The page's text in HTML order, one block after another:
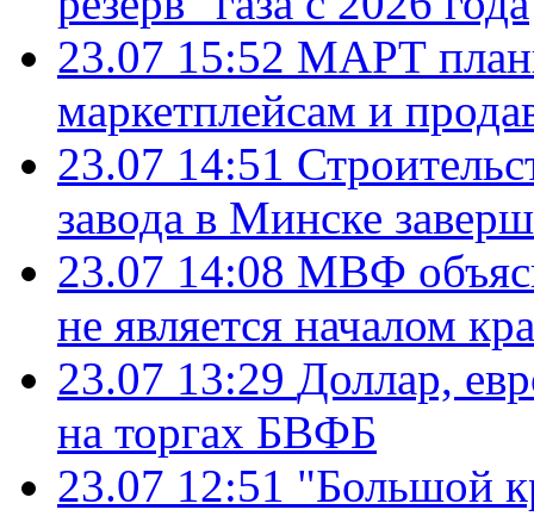
23.07 15:52 МАРТ
маркетплейсам и
23.07 14:51
завода в Минске
23.07 14:08 МВФ
не является началом
23.07 13:29 Доллар,
на торгах БВФБ
23.07 12:51 "Большой